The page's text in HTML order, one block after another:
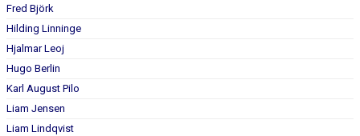
Fred Björk
Hilding Linninge
Hjalmar Leoj
Hugo Berlin
Karl August Pilo
Liam Jensen
Liam Lindqvist